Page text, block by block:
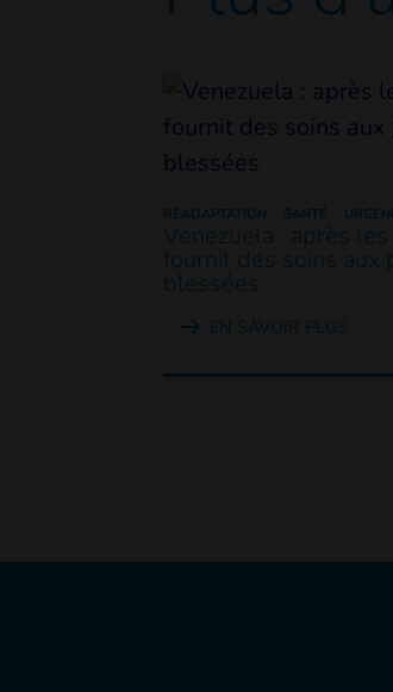
RÉADAPTATION SANTÉ
Venezuela : après
fournit des soins aux
blessées
EN SAVOIR PLUS